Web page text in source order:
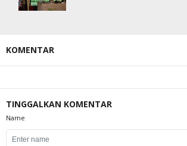
KOMENTAR
TINGGALKAN KOMENTAR
Name